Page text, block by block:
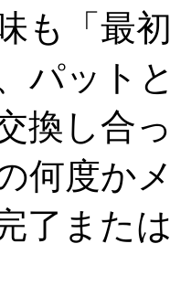
も「最
パット
換し合
何度か
了また